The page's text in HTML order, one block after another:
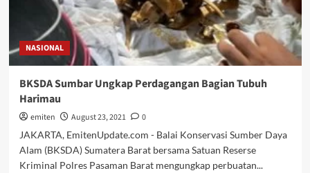
NASIONAL
BKSDA Sumbar Ungkap Perdagangan Bagian Tubuh
Harimau
emiten August 23, 2021
0
JAKARTA, EmitenUpdate.com - Balai Konservasi Sumber Daya
Alam (BKSDA) Sumatera Barat bersama Satuan Reserse
Kriminal Polres Pasaman Barat mengungkap perbuatan...